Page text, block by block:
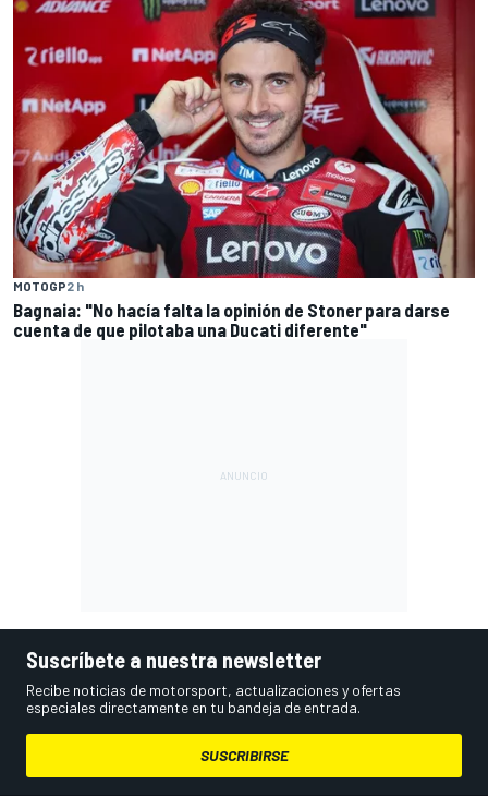
MOTOGP2 h
Bagnaia: "No hacía falta la opinión de Stoner para darse
cuenta de que pilotaba una Ducati diferente"
Suscríbete a nuestra newsletter
Recibe noticias de motorsport, actualizaciones y ofertas
especiales directamente en tu bandeja de entrada.
SUSCRIBIRSE